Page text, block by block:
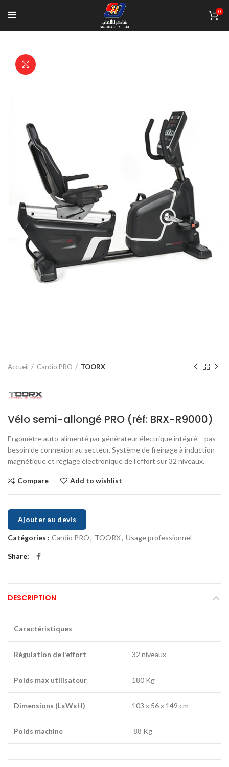
0
Accueil Cardio PRO TOORX
Vélo semi-allongé PRO (réf: BRX-R9000)
Ergomètre auto-alimenté par générateur électrique intégré – pas
besoin de connexion au secteur. Système de freinage à induction
magnétique et réglage électronique de l’effort sur 32 niveaux.
Compare Add to wishlist
Ajouter au devis
Catégories : Cardio PRO, TOORX, Usage professionnel
Share
DESCRIPTION
Caractéristiques
Régulation de l’effort 32 niveaux
Poids max utilisateur 180 Kg
Dimensions (LxWxH) 103 x 56 x 149 cm
Poids machine 88 Kg